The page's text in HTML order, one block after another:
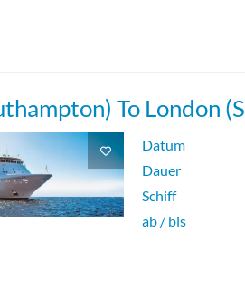
To London
Datum
Dauer
Schiff
ab / bis